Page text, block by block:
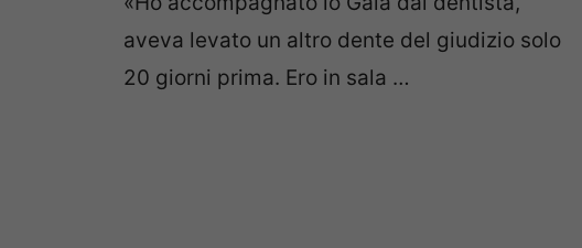
aveva levato un altro dente del giudizio solo
20 giorni prima. Ero in sala …